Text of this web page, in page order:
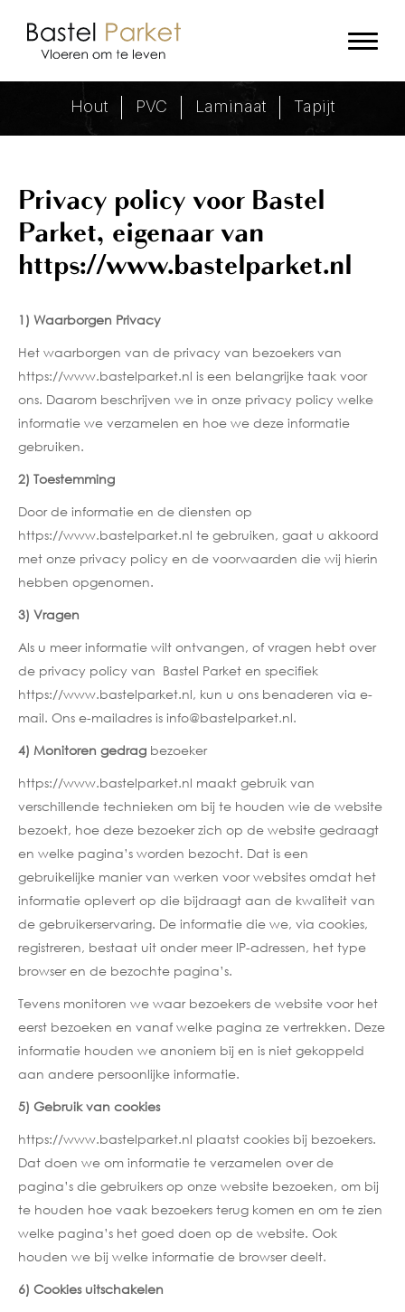
Privacy Policy - Bastel Parket
Hout PVC Laminaat Tapijt
Privacy policy voor Bastel
Parket, eigenaar van
https://www.bastelparket.nl
1) Waarborgen Privacy
Het waarborgen van de privacy van bezoekers van
https://www.bastelparket.nl is een belangrijke taak voor
ons. Daarom beschrijven we in onze privacy policy welke
informatie we verzamelen en hoe we deze informatie
gebruiken.
2) Toestemming
Door de informatie en de diensten op
https://www.bastelparket.nl te gebruiken, gaat u akkoord
met onze privacy policy en de voorwaarden die wij hierin
hebben opgenomen.
3) Vragen
Als u meer informatie wilt ontvangen, of vragen hebt over
de privacy policy van Bastel Parket en specifiek
https://www.bastelparket.nl, kun u ons benaderen via e-
mail. Ons e-mailadres is info@bastelparket.nl.
4) Monitoren gedrag bezoeker
https://www.bastelparket.nl maakt gebruik van
verschillende technieken om bij te houden wie de website
bezoekt, hoe deze bezoeker zich op de website gedraagt
en welke pagina’s worden bezocht. Dat is een
gebruikelijke manier van werken voor websites omdat het
informatie oplevert op die bijdraagt aan de kwaliteit van
de gebruikerservaring. De informatie die we, via cookies,
registreren, bestaat uit onder meer IP-adressen, het type
browser en de bezochte pagina’s.
Tevens monitoren we waar bezoekers de website voor het
eerst bezoeken en vanaf welke pagina ze vertrekken. Deze
informatie houden we anoniem bij en is niet gekoppeld
aan andere persoonlijke informatie.
5) Gebruik van cookies
https://www.bastelparket.nl plaatst cookies bij bezoekers.
Dat doen we om informatie te verzamelen over de
pagina’s die gebruikers op onze website bezoeken, om bij
te houden hoe vaak bezoekers terug komen en om te zien
welke pagina’s het goed doen op de website. Ook
houden we bij welke informatie de browser deelt.
6) Cookies uitschakelen